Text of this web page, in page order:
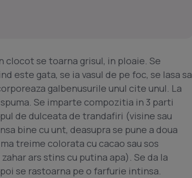
clocot se toarna grisul, in ploaie. Se
este gata, se ia vasul de pe foc, se lasa sa
galbenusurile unul cite unul. La
Se imparte compozitia in 3 parti
de dulceata de trandafiri (visine sau
bine cu unt, deasupra se pune a doua
treime colorata cu cacao sau sos
ars stins cu putina apa). Se da la
se rastoarna pe o farfurie intinsa.